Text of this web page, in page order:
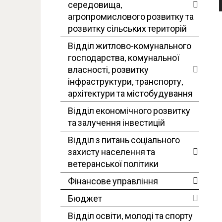
середовища,
агропромислового розвитку та
розвитку сільських територій
Відділ житлово-комунального
господарства, комунальної
власності, розвитку
інфраструктури, транспорту,
архітектури та містобудування
Відділ економічного розвитку
та залучення інвестицій
Відділ з питань соціального
захисту населення та
ветеранської політики
Фінансове управління
Бюджет
Відділ освіти, молоді та спорту